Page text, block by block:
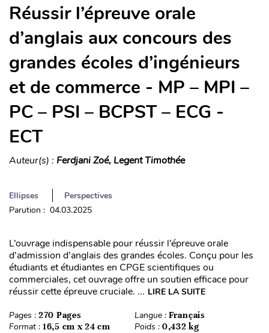
Réussir l’épreuve orale
d’anglais aux concours des
grandes écoles d’ingénieurs
et de commerce - MP – MPI –
PC – PSI – BCPST – ECG -
ECT
Auteur(s) : Ferdjani Zoé, Legent Timothée
Ellipses
Perspectives
Parution : 04.03.2025
L’ouvrage indispensable pour réussir l’épreuve orale
d’admission d’anglais des grandes écoles. Conçu pour les
étudiants et étudiantes en CPGE scientifiques ou
commerciales, cet ouvrage offre un soutien efficace pour
réussir cette épreuve cruciale. ... LIRE LA SUITE
Pages : 270 Pages Langue : Français
Format : 16,5 cm x 24 cm Poids : 0,432 kg